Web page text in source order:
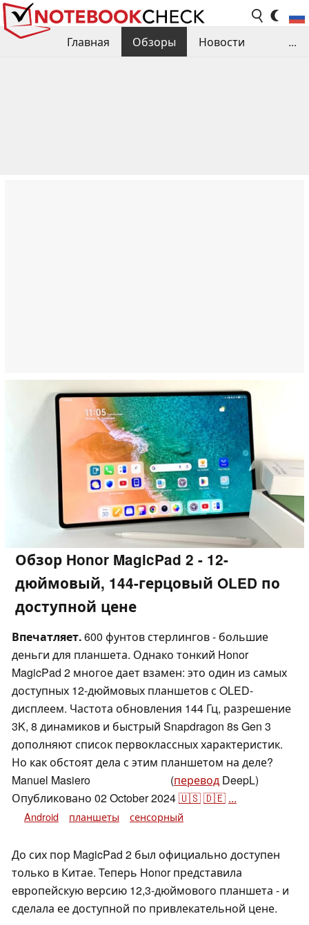
Главная Обзоры
Новости
...
Обзор Honor MagicPad 2 - 12-
дюймовый, 144-герцовый OLED по
доступной цене
Впечатляет.600 фунтов стерлингов - большие
деньги для планшета. Однако тонкий Honor
MagicPad 2 многое дает взамен: это один из самых
доступных 12-дюймовых планшетов с OLED-
дисплеем. Частота обновления 144 Гц, разрешение
3K, 8 динамиков и быстрый Snapdragon 8s Gen 3
дополняют список первоклассных характеристик.
Но как обстоят дела с этим планшетом на деле?
Manuel Masiero
(перевод DeepL)
Опубликовано 02 October 2024🇺🇸🇩🇪 ...
Android планшеты сенсорный
До сих пор MagicPad 2 был официально доступен
только в Китае. Теперь Honor представила
европейскую версию 12,3-дюймового планшета - и
сделала ее доступной по привлекательной цене.